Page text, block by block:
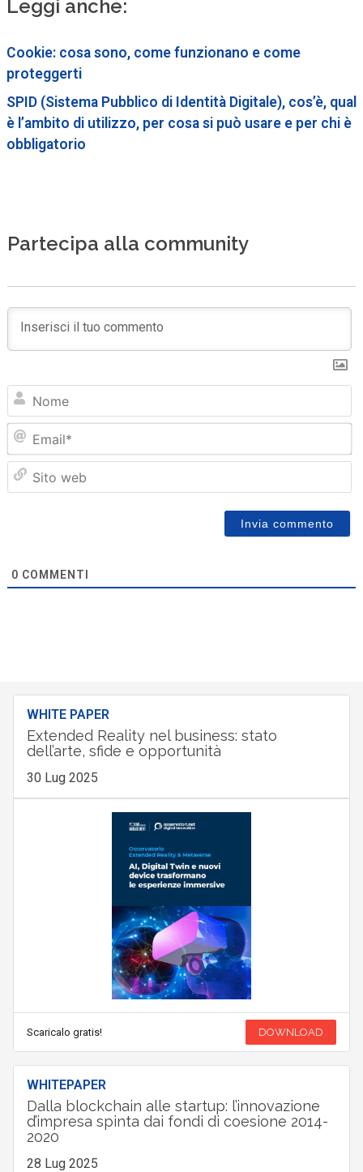
Leggi anche:
Cookie: cosa sono, come funzionano e come
proteggerti
SPID (Sistema Pubblico di Identità Digitale), cos’è, qual
è l’ambito di utilizzo, per cosa si può usare e per chi è
obbligatorio
Partecipa alla community
0 COMMENTI
WHITE PAPER
Extended Reality nel business: stato
dell’arte, sfide e opportunità
30 Lug 2025
Scaricalo gratis! DOWNLOAD
WHITEPAPER
Dalla blockchain alle startup: l’innovazione
d’impresa spinta dai fondi di coesione 2014-
2020
28 Lug 2025